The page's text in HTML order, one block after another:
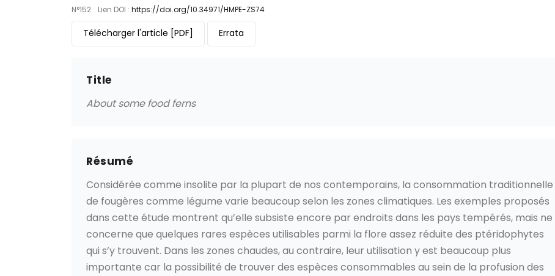
N°152
Lien DOI : https://doi.org/10.34971/HMPE-ZS74
Télécharger l'article [PDF] Errata
Title
About some food ferns
Résumé
Considérée comme insolite par la plupart de nos contemporains, la consommation traditionnelle
de fougères comme légume varie beaucoup selon les zones climatiques. Les exemples proposés
dans cette étude montrent qu’elle subsiste encore par endroits dans les pays tempérés, mais ne
concerne que quelques rares espèces utilisables parmi la flore assez réduite des ptéridophytes
qui s’y trouvent. Dans les zones chaudes, au contraire, leur utilisation y est beaucoup plus
importante car la possibilité de trouver des espèces consommables au sein de la profusion des